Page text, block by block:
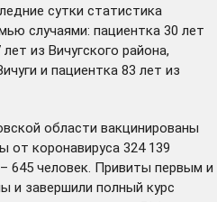
сутки статистика
случаями: пациентка 30 лет
из Вичугского района,
и пациентка 83 лет из
области вакцинированы
от коронавируса 324 139
645 человек. Привиты первым и
и завершили полный курс